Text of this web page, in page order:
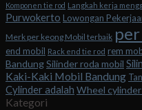
Komponen tie rod Langkah kerja
Purwokerto Lowongan
Merk per keong Mobil terbaik
end mobil Rack end tie rod rem
BandungSilinder roda mobil
Kaki-Kaki Mobil Bandung
Cylinder adalah Wheel
Kategori